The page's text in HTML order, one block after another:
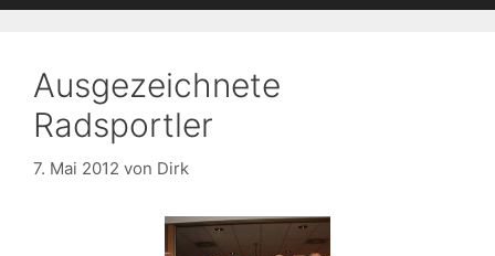
Ausgezeichnete
Radsportler
7. Mai 2012 von Dirk